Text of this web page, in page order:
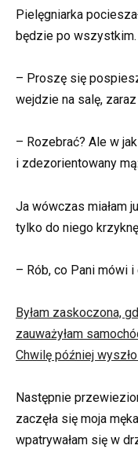
Pielęgniarka
będzie po wszystkim.
– Proszę się
wejdzie na salę,
– Rozebrać? Ale w
i zdezorientowany
Ja wówczas miałam
tylko do niego
– Rób, co Pani mówi
Byłam zaskoczona,
zauważyłam
Chwilę później
Następnie
zaczęła się moja
wpatrywałam się w